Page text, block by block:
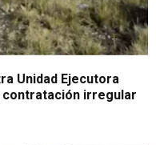
Unidad Ejecutora
irregular